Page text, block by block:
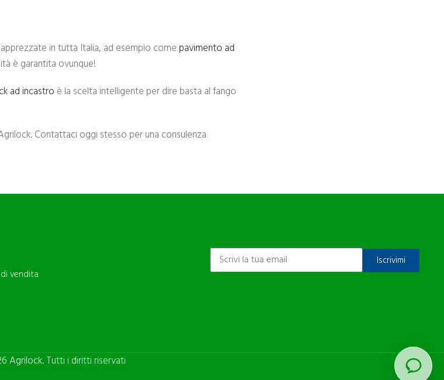
in tutta Italia, ad esempio comepavimento ad
è garantita ovunque!
ad incastro è la scelta intelligente per dire basta al fango
Contattaci oggi stesso per una consulenza
vendita
ISCRIVITI ALLA NEWSLETTER
Iscrivimi
Agrilock. Tutti i diritti riservati